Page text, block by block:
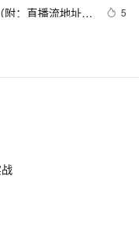
：直播流地址、
5